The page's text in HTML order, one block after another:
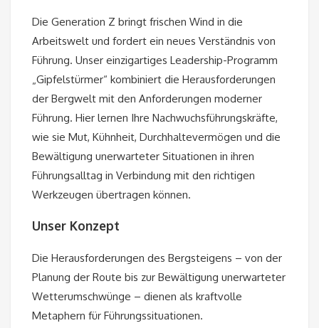
Die Generation Z bringt frischen Wind in die
Arbeitswelt und fordert ein neues Verständnis von
Führung. Unser einzigartiges Leadership-Programm
„Gipfelstürmer“ kombiniert die Herausforderungen
der Bergwelt mit den Anforderungen moderner
Führung. Hier lernen Ihre Nachwuchsführungskräfte,
wie sie Mut, Kühnheit, Durchhaltevermögen und die
Bewältigung unerwarteter Situationen in ihren
Führungsalltag in Verbindung mit den richtigen
Werkzeugen übertragen können.
Unser Konzept
Die Herausforderungen des Bergsteigens – von der
Planung der Route bis zur Bewältigung unerwarteter
Wetterumschwünge – dienen als kraftvolle
Metaphern für Führungssituationen.